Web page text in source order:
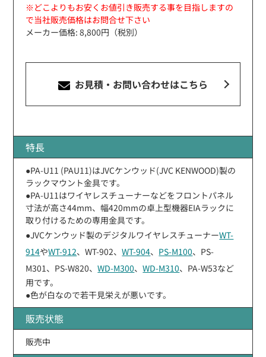
※どこよりもお安くお値引き販売する事を目指しますの
で当社販売価格はお問合せ下さい
メーカー価格: 8,800円（税別）
お見積・お問い合わせはこちら
特長
●PA-U11 (PAU11)はJVCケンウッド(JVC KENWOOD)製の
ラックマウント金具です。
●PA-U11はワイヤレスチューナーなどをフロントパネル
寸法が高さ44mm、幅420mmの卓上型機器EIAラックに
取り付けるための専用金具です。
●JVCケンウッド製のデジタルワイヤレスチューナーWT-
914やWT-912、WT-902、WT-904、 PS-M100、PS-
M301、PS-W820、WD-M300、WD-M310、PA-W53など
用です。
●色が白なので若干見栄えが悪いです。
販売状態
販売中